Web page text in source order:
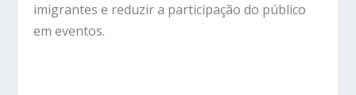
imigrantes e reduzir a participação do público
em eventos.